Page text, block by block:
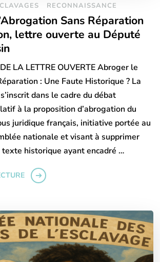
RECONNAISSANCE
Sans Réparation
lettre ouverte au Député
LA LETTRE OUVERTE Abroger le
: Une Faute Historique ? La
dans le cadre du débat
à la proposition d’abrogation du
juridique français, initiative portée au
nationale et visant à supprimer
historique ayant encadré …